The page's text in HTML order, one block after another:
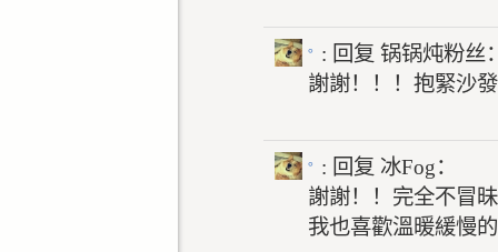
。 : 回复 锅锅炖粉丝
謝謝！！！抱緊沙
。 : 回复 冰Fog：
謝謝！！完全不冒
我也喜歡溫暖緩慢